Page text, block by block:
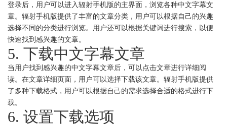
登录后，用户可以进入辐射手机版的主界面，浏览各种中文字幕文
章。辐射手机版提供了丰富的文章分类，用户可以根据自己的兴趣
选择不同的分类进行浏览。用户还可以根据关键词进行搜索，以便
快速找到感兴趣的文章。
5. 下载中文字幕文章
当用户找到感兴趣的中文字幕文章后，可以点击文章进行详细阅
读。在文章详细页面，用户可以选择下载该文章。辐射手机版提供
了多种下载格式，用户可以根据自己的需求选择合适的格式进行下
载。
6. 设置下载选项